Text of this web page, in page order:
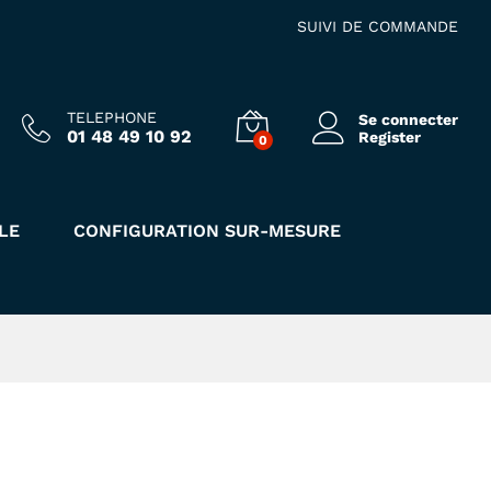
SUIVI DE COMMANDE
TELEPHONE
01 48 49 10 92 0
Se connecter
Register
CONFIGURATION SUR-MESURE
Ajouter au panier